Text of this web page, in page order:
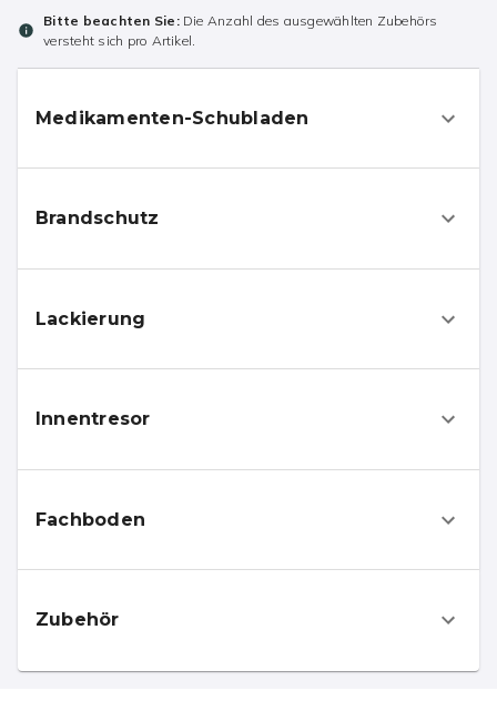
Bitte beachten Sie:Die Anzahl des ausgewählten Zubehörs
versteht sich pro Artikel.
Medikamenten-Schubladen
Brandschutz
Lackierung
Innentresor
Fachboden
Zubehör